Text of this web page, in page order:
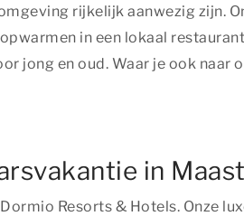
rijkelijk aanwezig zijn.
in een lokaal
jong en oud. Waar je ook naar
in
Resorts & Hotels. Onze